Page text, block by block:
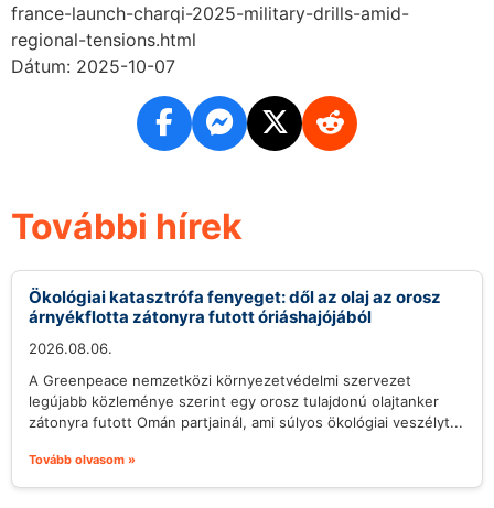
france-launch-charqi-2025-military-drills-amid-
regional-tensions.html
Dátum: 2025-10-07
További hírek
Ökológiai katasztrófa fenyeget: dől az olaj az orosz
árnyékflotta zátonyra futott óriáshajójából
2026.08.06.
A Greenpeace nemzetközi környezetvédelmi szervezet
legújabb közleménye szerint egy orosz tulajdonú olajtanker
zátonyra futott Omán partjainál, ami súlyos ökológiai veszélyt...
Tovább olvasom »